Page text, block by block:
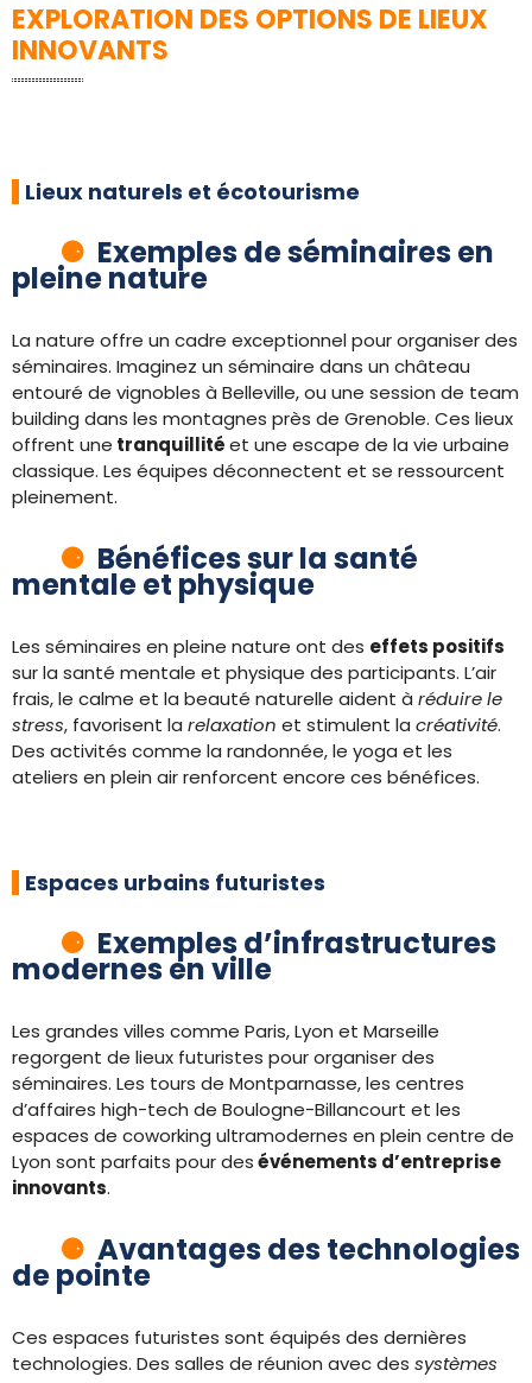
EXPLORATION DES OPTIONS DE LIEUX
INNOVANTS
Lieux naturels et écotourisme
Exemples de séminaires en
pleine nature
La nature offre un cadre exceptionnel pour organiser des
séminaires. Imaginez un séminaire dans un château
entouré de vignobles à Belleville, ou une session de team
building dans les montagnes près de Grenoble. Ces lieux
offrent une tranquillitéet une escape de la vie urbaine
classique. Les équipes déconnectent et se ressourcent
pleinement.
Bénéfices sur la santé
mentale et physique
Les séminaires en pleine nature ont des effets positifs
sur la santé mentale et physique des participants. L’air
frais, le calme et la beauté naturelle aident à réduire le
stress, favorisent la relaxation et stimulent la créativité.
Des activités comme la randonnée, le yoga et les
ateliers en plein air renforcent encore ces bénéfices.
Espaces urbains futuristes
Exemples d’infrastructures
modernes en ville
Les grandes villes comme Paris, Lyon et Marseille
regorgent de lieux futuristes pour organiser des
séminaires. Les tours de Montparnasse, les centres
d’affaires high-tech de Boulogne-Billancourt et les
espaces de coworking ultramodernes en plein centre de
Lyon sont parfaits pour desévénements d’entreprise
innovants.
Avantages des technologies
de pointe
Ces espaces futuristes sont équipés des dernières
technologies. Des salles de réunion avec des systèmes